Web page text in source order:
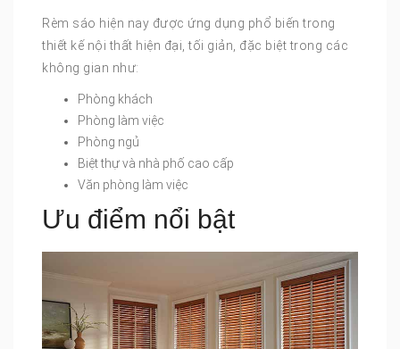
Rèm sáo hiện nay được ứng dụng phổ biến trong
thiết kế nội thất hiện đại, tối giản, đặc biệt trong các
không gian như:
Phòng khách
Phòng làm việc
Phòng ngủ
Biệt thự và nhà phố cao cấp
Văn phòng làm việc
Ưu điểm nổi bật